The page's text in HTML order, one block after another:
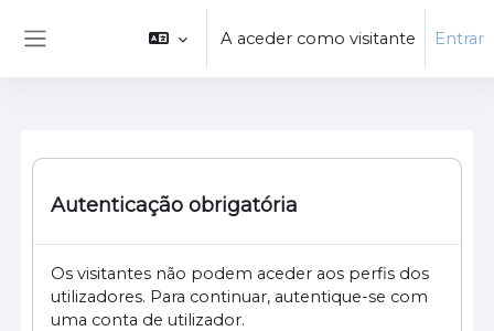
Ir para o conteúdo principal
A aceder como visitante Entrar
Autenticação obrigatória
Os visitantes não podem aceder aos perfis dos
utilizadores. Para continuar, autentique-se com
uma conta de utilizador.